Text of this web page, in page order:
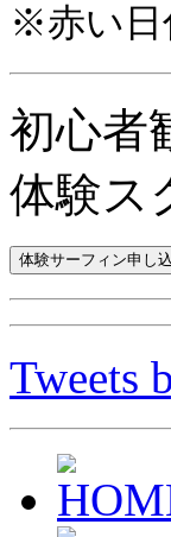
※赤い日
初心者
体験ス
Tweets